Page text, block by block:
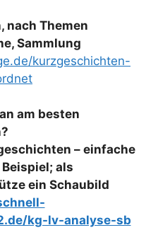
nach Themen
Sammlung
kurzgeschichten-
am besten
– einfache
als
ein Schaubild
kg-lv-analyse-sb